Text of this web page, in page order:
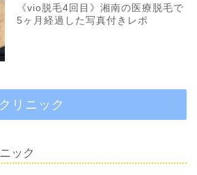
《vio脱毛4回目》湘南の医療脱毛で
5ヶ月経過した写真付きレポ
リニック
ック